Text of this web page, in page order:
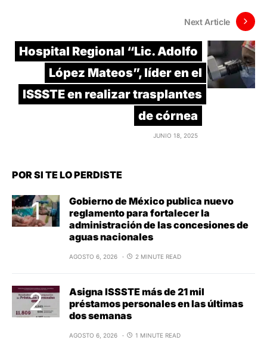
Next Article
Hospital Regional “Lic. Adolfo
López Mateos”, líder en el
ISSSTE en realizar trasplantes
de córnea
JUNIO 18, 2025
POR SI TE LO PERDISTE
Gobierno de México publica nuevo
reglamento para fortalecer la
administración de las concesiones de
aguas nacionales
AGOSTO 6, 2026 2 MINUTE READ
Asigna ISSSTE más de 21 mil
préstamos personales en las últimas
dos semanas
AGOSTO 6, 2026 1 MINUTE READ